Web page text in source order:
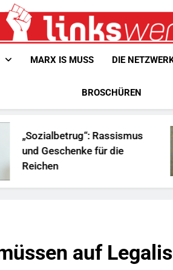
MARX IS MUSS DIE
BROSCHÜREN
Rassismus
für die
auf